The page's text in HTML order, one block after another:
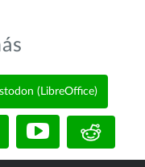
(LibreOffice)